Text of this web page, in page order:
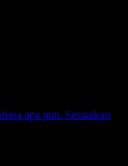
apa pun. Sesuaikan